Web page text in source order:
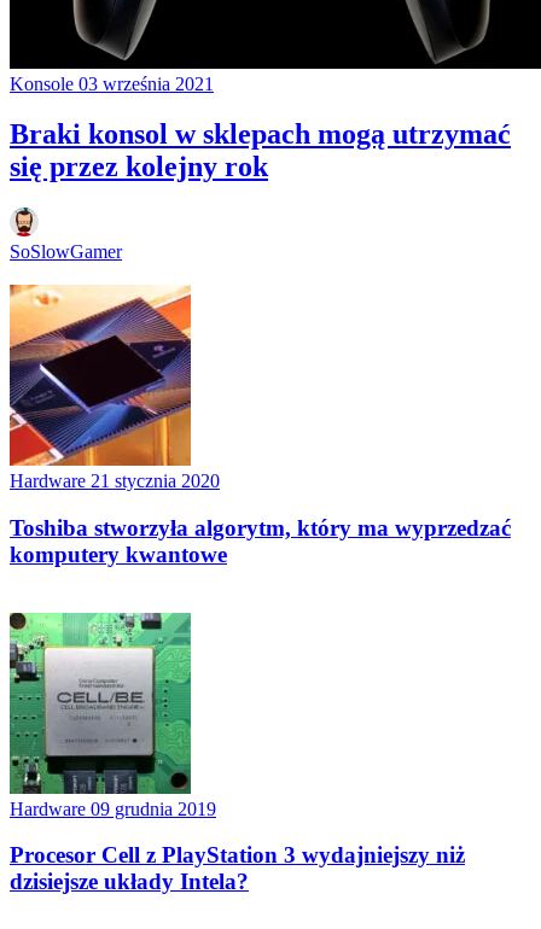
Konsole 03 września 2021
Braki konsol w sklepach mogą utrzymać
się przez kolejny rok
SoSlowGamer
Hardware 21 stycznia 2020
Toshiba stworzyła algorytm, który ma wyprzedzać
komputery kwantowe
Hardware 09 grudnia 2019
Procesor Cell z PlayStation 3 wydajniejszy niż
dzisiejsze układy Intela?